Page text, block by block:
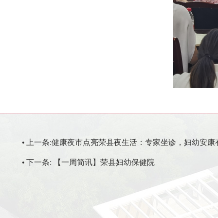
• 上一条:健康夜市点亮荣县夜生活：专家坐诊，妇幼安康
• 下一条: 【一周简讯】荣县妇幼保健院